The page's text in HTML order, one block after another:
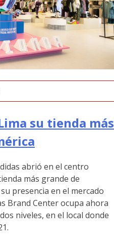
su tienda más
abrió en el centro
más grande de
presencia en el mercado
Brand Center ocupa ahora
niveles, en el local donde